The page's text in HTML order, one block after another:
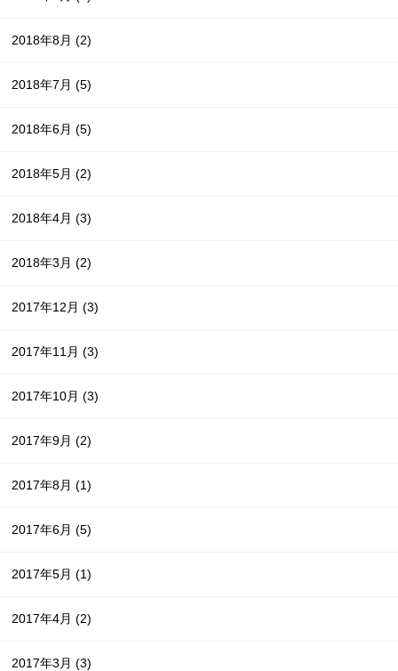
2018年8月(2)
2018年7月(5)
2018年6月(5)
2018年5月(2)
2018年4月(3)
2018年3月(2)
2017年12月(3)
2017年11月(3)
2017年10月(3)
2017年9月(2)
2017年8月(1)
2017年6月(5)
2017年5月(1)
2017年4月(2)
2017年3月(3)